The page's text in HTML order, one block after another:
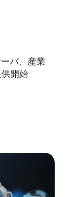
バ、産業
開始